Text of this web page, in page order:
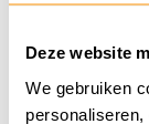
Deze website
We gebruiken